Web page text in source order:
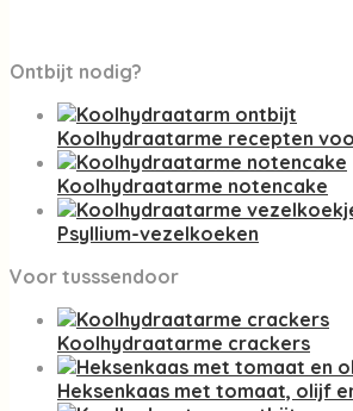
Ontbijt nodig?
Koolhydraatarme recepten
Koolhydraatarme notencake
Psyllium-vezelkoeken
Voor tusssendoor
Koolhydraatarme crackers
Heksenkaas met tomaat, olijf